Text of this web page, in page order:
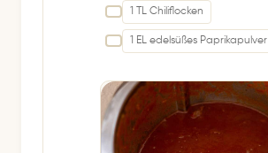
1 TL Chiliflocken
1 EL edelsüßes Paprikapulver